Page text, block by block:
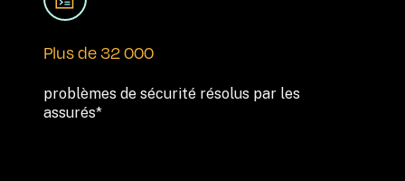
Plus de 32 000
problèmes de sécurité résolus par les
assurés*